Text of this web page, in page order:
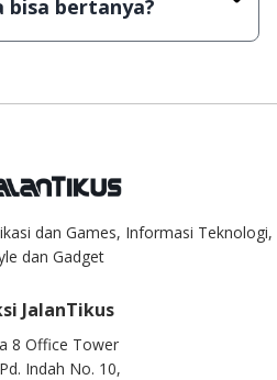
tercapai dalam waktu yang
bisa bertanya?
setiap pertanyaan yang
dan Games, Informasi Teknologi,
dan Gadget
JalanTikus
8 Office Tower
Indah No. 10,